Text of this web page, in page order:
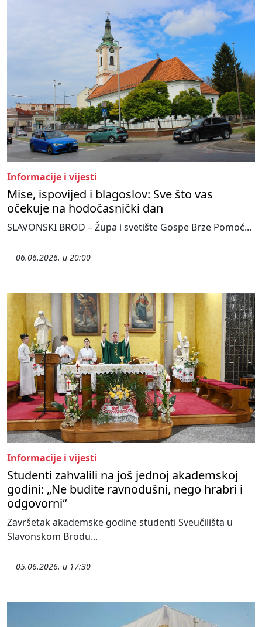
Informacije i vijesti
Mise, ispovijed i blagoslov: Sve što vas
očekuje na hodočasnički dan
SLAVONSKI BROD – Župa i svetište Gospe Brze Pomoć...
06.06.2026. u 20:00
Informacije i vijesti
Studenti zahvalili na još jednoj akademskoj
godini: „Ne budite ravnodušni, nego hrabri i
odgovorni“
Završetak akademske godine studenti Sveučilišta u
Slavonskom Brodu...
05.06.2026. u 17:30